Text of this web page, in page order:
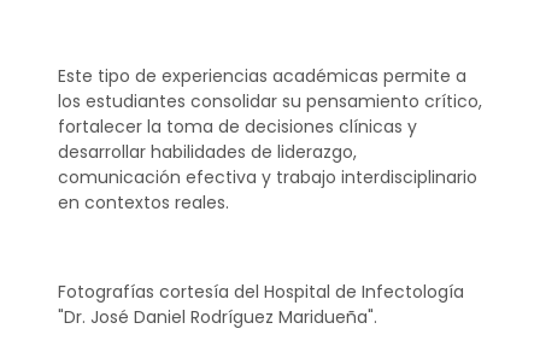
Este tipo de experiencias académicas permite a
los estudiantes consolidar su pensamiento crítico,
fortalecer la toma de decisiones clínicas y
desarrollar habilidades de liderazgo,
comunicación efectiva y trabajo interdisciplinario
en contextos reales.
Fotografías cortesía del Hospital de Infectología
"Dr. José Daniel Rodríguez Maridueña".